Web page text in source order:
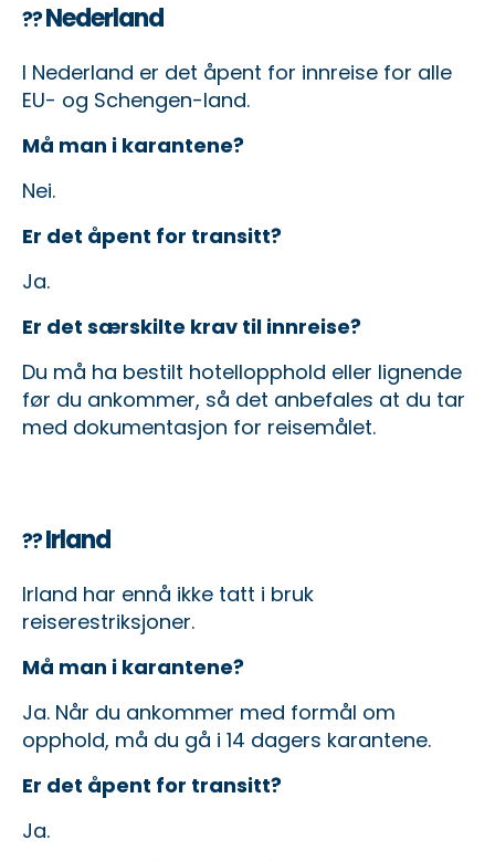
??Nederland
I Nederland er det åpent for innreise for alle
EU- og Schengen-land.
Må man i karantene?
Nei.
Er det åpent for transitt?
Ja.
Er det særskilte krav til innreise?
Du må ha bestilt hotellopphold eller lignende
før du ankommer, så det anbefales at du tar
med dokumentasjon for reisemålet.
??Irland
Irland har ennå ikke tatt i bruk
reiserestriksjoner.
Må man i karantene?
Ja. Når du ankommer med formål om
opphold, må du gå i 14 dagers karantene.
Er det åpent for transitt?
Ja.